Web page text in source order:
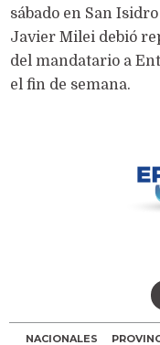
sábado en San
Javier Milei debió
del mandatario a
el fin de semana.
NACIONALES